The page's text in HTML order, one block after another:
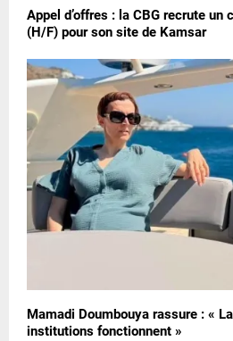
Appel d’offres : la CBG recrute un
(H/F) pour son site de Kamsar
Mamadi Doumbouya rassure : «
institutions fonctionnent »